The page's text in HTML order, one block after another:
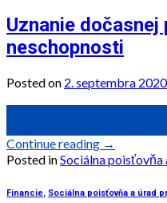
Uznanie dočasnej
neschopnosti
Posted on 2. septembra 2020
Continue reading →
Posted inSociálna poisťovňa
Financie, Sociálna poisťovňa a úrad